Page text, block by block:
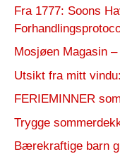
Fra 1777: Soons
Mosjøen Magasin
Utsikt fra mitt
FERIEMINNER
Trygge
Bærekraftige barn